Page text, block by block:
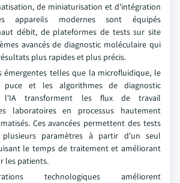
de miniaturisation et d'intégration
appareils modernes sont équipés
débit, de plateformes de tests sur site
avancés de diagnostic moléculaire qui
plus rapides et plus précis.
émergentes telles que la microfluidique, le
puce et les algorithmes de diagnostic
l'IA transforment les flux de travail
laboratoires en processus hautement
Ces avancées permettent des tests
paramètres à partir d'un seul
le temps de traitement et améliorant
les patients.
technologiques améliorent